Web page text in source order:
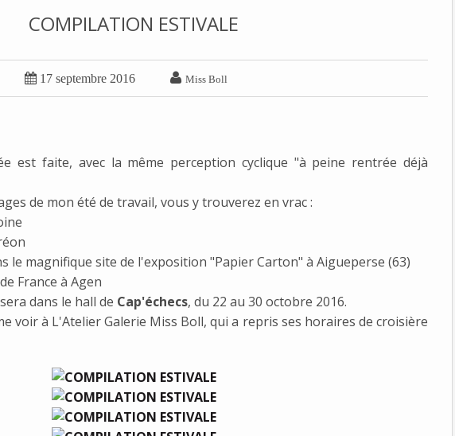
COMPILATION ESTIVALE
 17 septembre 2016  Miss Boll
est faite, avec la même perception cyclique "à peine rentrée déjà
de mon été de travail, vous y trouverez en vrac :
le magnifique site de l'exposition "Papier Carton" à Aigueperse (63)
France à Agen
sera dans le hall de Cap'échecs, du 22 au 30 octobre 2016.
voir à L'Atelier Galerie Miss Boll, qui a repris ses horaires de croisière